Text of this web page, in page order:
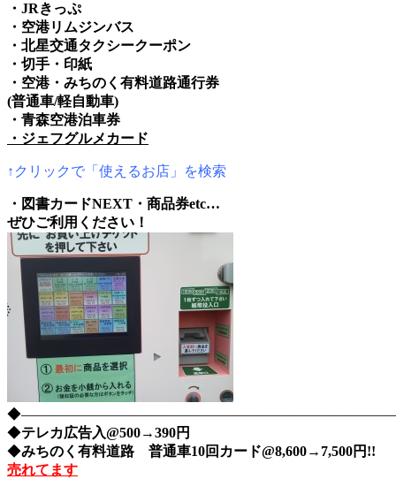
・JRきっぷ
・空港リムジンバス
・北星交通タクシークーポン
・切手・印紙
・空港・みちのく有料道路通行券
(普通車/軽自動車)
・青森空港泊車券
・ジェフグルメカード
↑クリックで「使えるお店」を検索
・図書カードNEXT・商品券etc…
ぜひご利用ください！
◆テレカ広告入@500→390円
◆みちのく有料道路 普通車10回カード@8,600→7,500円!!
売れてます